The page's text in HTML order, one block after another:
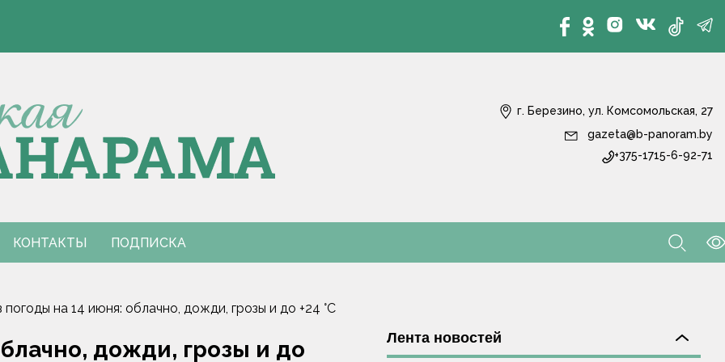
по пятиборью
с КАМАЗом
по пятиборью
с КАМАЗом
г. Березино, ул. Комсомольская, 27
gazeta@b-panoram.by
+375-1715-6-92-71
КОНТАКТЫ ПОДПИСКА
погоды на 14 июня: облачно, дожди, грозы и до +24 °С
дожди, грозы и до
Лента новостей